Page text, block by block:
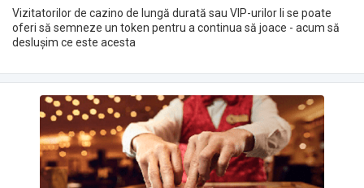
2 years, 3 months ago
Vizitatorilor de cazino de lungă durată sau VIP-urilor li se poate
oferi să semneze un token pentru a continua să joace - acum să
deslușim ce este acesta